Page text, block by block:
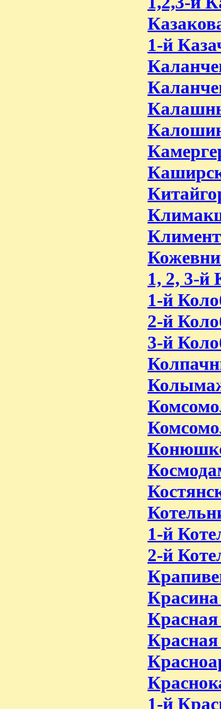
1-й
1, 2, 3-й
1-й
2-й
3-й
1-й
2-й
Красная
1-й